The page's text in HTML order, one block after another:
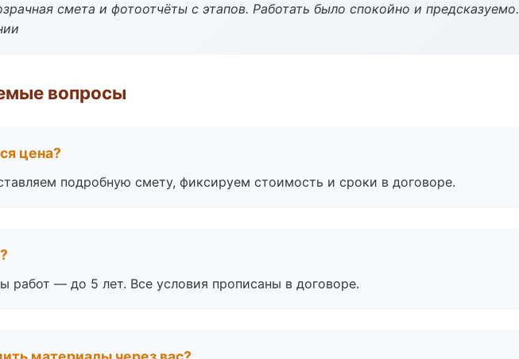
смета и фотоотчёты с этапов. Работать было спокойно и предсказуемо.
вопросы
цена?
подробную смету, фиксируем стоимость и сроки в договоре.
работ — до 5 лет. Все условия прописаны в договоре.